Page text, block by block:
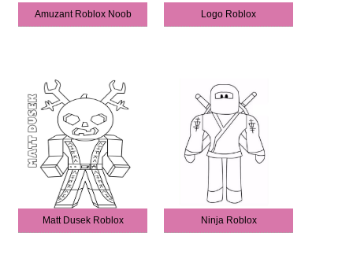
Amuzant Roblox Noob Logo Roblox
Matt Dusek Roblox Ninja Roblox